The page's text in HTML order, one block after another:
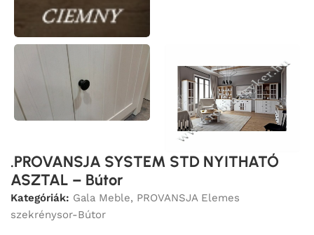
.PROVANSJA SYSTEM STD NYITHATÓ
ASZTAL – Bútor
Kategóriák: Gala Meble, PROVANSJA Elemes
szekrénysor-Bútor